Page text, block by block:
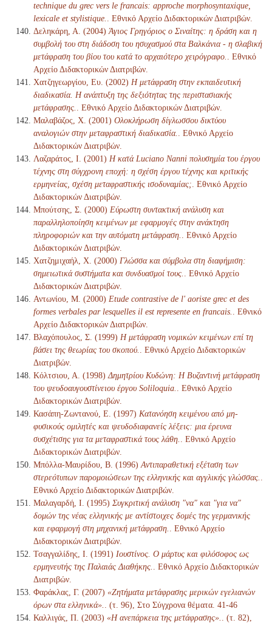
technique du grec vers le francais: approche morphosyntaxique,
lexicale et stylistique.
. Εθνικό Αρχείο Διδακτορικών Διατριβών.
Δεληκάρη, Α. (2004) Άγιος Γρηγόριος ο Σιναίτης: η δράση και η
συμβολή του στη διάδοση του ησυχασμού στα Βαλκάνια - η σλαβική
μετάφραση του βίου του κατά το αρχαιότερο χειρόγραφο.
. Εθνικό
Αρχείο Διδακτορικών Διατριβών.
Χατζηγεωργίου, Ευ. (2002) Η μετάφραση στην εκπαιδευτική
διαδικασία. Η ανάπτυξη της δεξιότητας της περιστασιακής
μετάφρασης.
. Εθνικό Αρχείο Διδακτορικών Διατριβών.
Μαλαβάζος, Χ. (2001) Ολοκλήρωση δίγλωσσου δικτύου
αναλογιών στην μεταφραστική διαδικασία.
. Εθνικό Αρχείο
Διδακτορικών Διατριβών.
Λαζαράτος, Ι. (2001) Η κατά Luciano Nanni πολυσημία του έργου
τέχνης στη σύγχρονη εποχή: η σχέση έργου τέχνης και κριτικής
ερμηνείας, σχέση μεταφραστικής ισοδυναμίας; . Εθνικό Αρχείο
Διδακτορικών Διατριβών.
Μπούτσης, Σ. (2000) Εύρωστη συντακτική ανάλυση και
παραλληλοποίηση κειμένων με εφαρμογές στην ανάκτηση
πληροφοριών και την αυτόματη μετάφραση.
. Εθνικό Αρχείο
Διδακτορικών Διατριβών.
Χατζημιχαήλ, Χ. (2000) Γλώσσα και σύμβολα στη διαφήμιση:
σημειωτικά συστήματα και συνδυασμοί τους.
. Εθνικό Αρχείο
Διδακτορικών Διατριβών.
Αντωνίου, Μ. (2000) Etude contrastive de l' aoriste grec et des
formes verbales par lesquelles il est represente en francais.
. Εθνικό
Αρχείο Διδακτορικών Διατριβών.
Βλαχόπουλος, Σ. (1999) Η μετάφραση νομικών κειμένων επί τη
βάσει της θεωρίας του σκοπού.
. Εθνικό Αρχείο Διδακτορικών
Διατριβών.
Κόλτσιου, Α. (1998) Δημητρίου Κυδώνη: Η Βυζαντινή μετάφραση
του ψευδοαυγουστίνειου έργου Soliloquia.
. Εθνικό Αρχείο
Διδακτορικών Διατριβών.
Κασάπη-Ζωντανού, Ε. (1997) Κατανόηση κειμένου από μη-
φυσικούς ομιλητές και ψευδοδιαφανείς λέξεις: μια έρευνα
συσχέτισης για τα μεταφραστικά τους λάθη.
. Εθνικό Αρχείο
Διδακτορικών Διατριβών.
Μπόλλα-Μαυρίδου, Β. (1996) Αντιπαραθετική εξέταση των
στερεότυπων παρομοιώσεων της ελληνικής και αγγλικής γλώσσας.
Εθνικό Αρχείο Διδακτορικών Διατριβών.
Μαλαγαρδή, Ι. (1995) Συγκριτική ανάλυση "να" και "για να"
δομών της νέας ελληνικής με αντίστοιχες δομές της γερμανικής
και εφαρμογή στη μηχανική μετάφραση.
. Εθνικό Αρχείο
Διδακτορικών Διατριβών.
Τσαγγαλίδης, Ι. (1991) Ιουστίνος. Ο μάρτυς και φιλόσοφος ως
ερμηνευτής της Παλαιάς Διαθήκης.
. Εθνικό Αρχείο Διδακτορικών
Διατριβών.
Φαράκλας, Γ. (2007) «Ζητήματα μετάφρασης μερικών εγελιανών
όρων στα ελληνικά».
. (τ. 96), Στο Σύγχρονα θέματα. 41-46
Καλλιγάς, Π. (2003) «Η ανεπάρκεια της μετάφρασης».
. (τ. 82),